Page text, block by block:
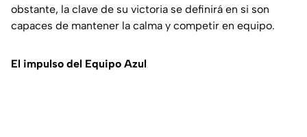
obstante, la clave de su victoria se definirá en si son
capaces de mantener la calma y competir en equipo.
El impulso del Equipo Azul